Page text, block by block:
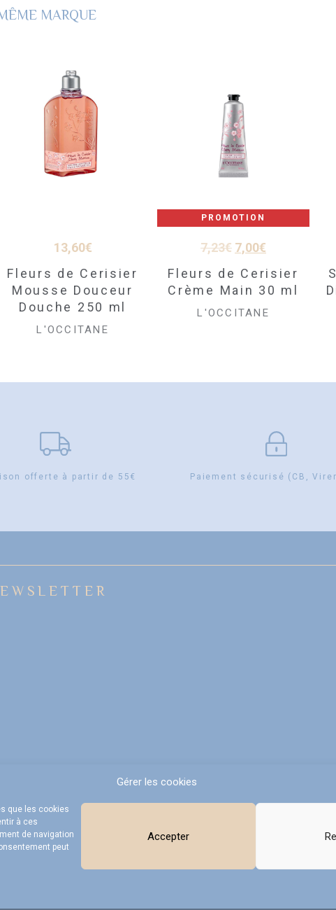
Gérer les cookies
que les cookies
à ces
de navigation
peut
Accepter
MARQUE
13,60€
Fleurs de Cerisier
Mousse Douceur
Douche 250 ml
L'OCCITANE
PROMOTION
7,23€ LE
PRIX
INITIAL
ÉTAIT :
7,00€
PRIX
ACTUEL
EST :
Fleurs de Cerisier
Crème Main 30 ml
L'OCCITANE
offerte à partir de 55€ Paiement sécurisé (CB,